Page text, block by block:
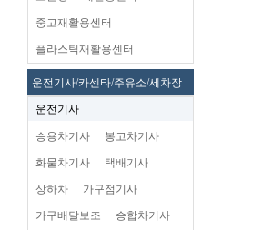
중고재활용센터
플라스틱재활용센터
운전기사/카센타/주유소/세차장
운전기사
승용차기사 봉고차기사
화물차기사 택배기사
상하차 가구점기사
가구배달보조 승합차기사